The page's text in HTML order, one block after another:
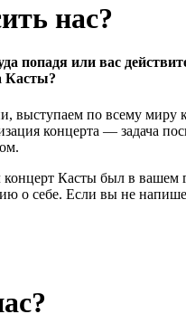
нас?
попадя или вас
Касты?
выступаем по всему миру
концерта — задача
концерт Касты был в
о себе. Если вы не